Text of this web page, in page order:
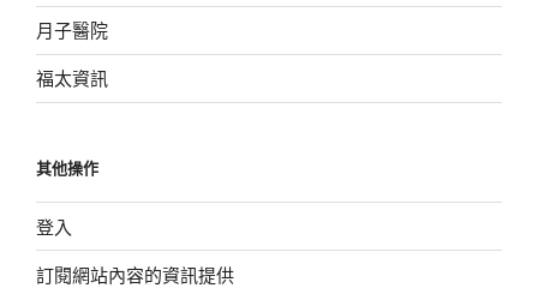
月子醫院
福太資訊
其他操作
登入
訂閱網站內容的資訊提供